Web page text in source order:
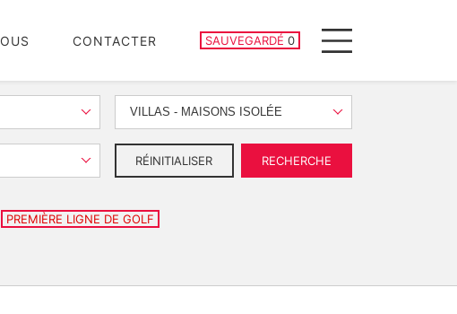
CONTACTER SAUVEGARDÉ 0
PROPRIÉTÉS SAUVEGARDÉES
Menu
VILLAS - MAISONS ISOLÉE
RÉINITIALISER RECHERCHE
PREMIÈRE LIGNE DE GOLF